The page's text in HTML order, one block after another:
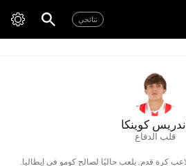
نتائجي
أندريس كوينكا
قلب الدفاع